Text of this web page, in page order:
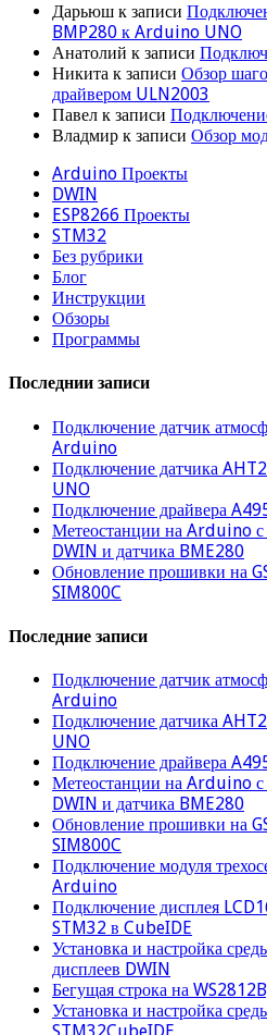
Дарьюш к записи
BMP280 к Arduino UNO
Анатолий к записи
Никита к записи Обзор
драйвером ULN2003
Павел к записи
Владмир к записи Обзор
Arduino Проекты
DWIN
ESP8266 Проекты
STM32
Без рубрики
Блог
Инструкции
Обзоры
Программы
Последнии записи
Подключение датчик
Arduino
Подключение датчика
UNO
Подключение драйвера
Метеостанции на Arduino с
DWIN и датчика BME280
Обновление прошивки на
SIM800C
Последние записи
Подключение датчик
Arduino
Подключение датчика
UNO
Подключение драйвера
Метеостанции на Arduino с
DWIN и датчика BME280
Обновление прошивки на
SIM800C
Подключение модуля
Arduino
Подключение дисплея
STM32 в CubeIDE
Установка и настройка
дисплеев DWIN
Бегущая строка на
Установка и настройка